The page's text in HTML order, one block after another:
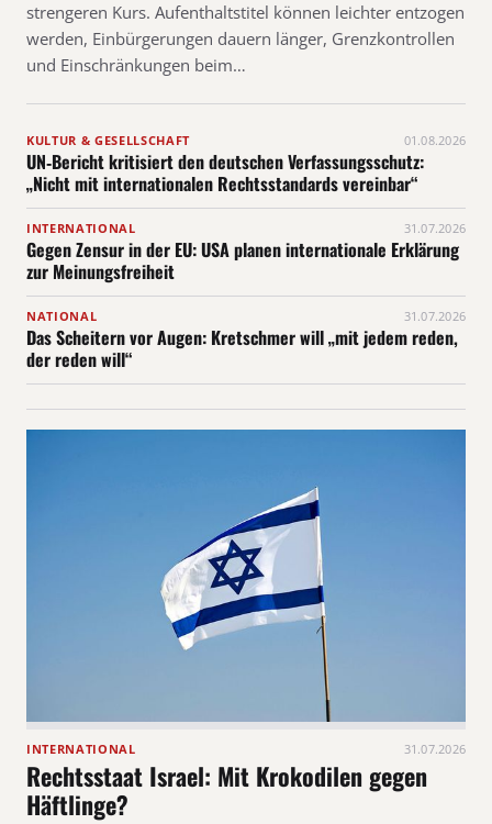
strengeren Kurs. Aufenthaltstitel können leichter entzogen
werden, Einbürgerungen dauern länger, Grenzkontrollen
und Einschränkungen beim…
KULTUR & GESELLSCHAFT 01.08.2026
UN‑Bericht kritisiert den deutschen Verfassungsschutz:
„Nicht mit internationalen Rechtsstandards vereinbar“
INTERNATIONAL 31.07.2026
Gegen Zensur in der EU: USA planen internationale Erklärung
zur Meinungsfreiheit
NATIONAL 31.07.2026
Das Scheitern vor Augen: Kretschmer will „mit jedem reden,
der reden will“
INTERNATIONAL 31.07.2026
Rechtsstaat Israel: Mit Krokodilen gegen
Häftlinge?